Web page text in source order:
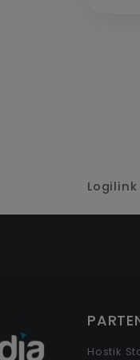
Hostik